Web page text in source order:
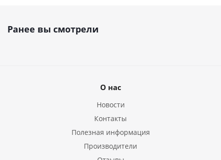
Ранее вы смотрели
О нас
Новости
Контакты
Полезная информация
Производители